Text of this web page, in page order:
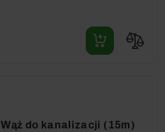
Wąż do kanalizacji (15m)